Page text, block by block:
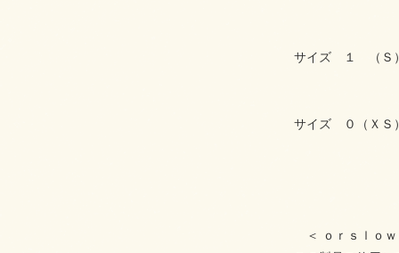
サイズ １ （Ｓ
サイズ ０（ＸＳ
＜ ｏｒｓｌｏｗ